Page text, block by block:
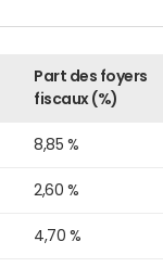
Part des foyers
fiscaux (%)
8,85 %
2,60 %
4,70 %